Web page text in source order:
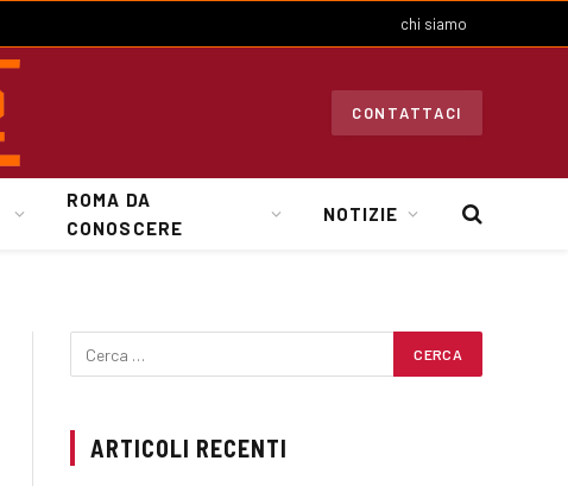
chi siamo
CONTATTACI
ROMA DA
CONOSCERE
NOTIZIE
ARTICOLI RECENTI